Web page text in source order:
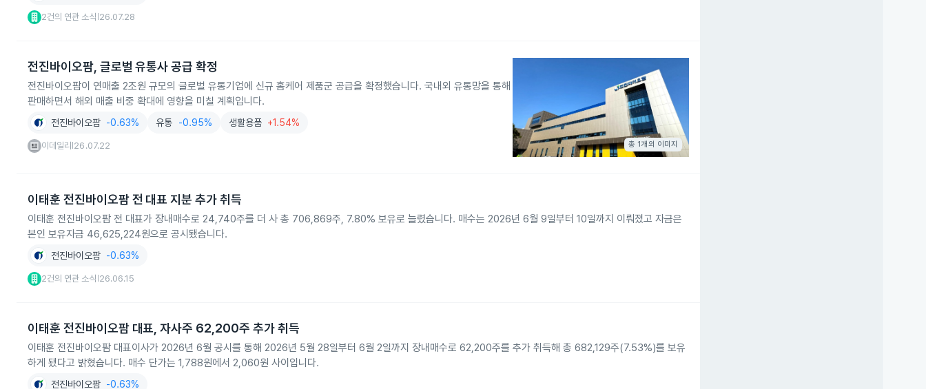
2건의 연관 소식 26.07.28
전진바이오팜, 글로벌 유통사 공급 확정
전진바이오팜이 연매출 2조원 규모의 글로벌 유통기업에 신규 홈케어 제품군 공급을 확정했습니다. 국내외 유통망을 통해
판매하면서 해외 매출 비중 확대에 영향을 미칠 계획입니다.
전진바이오팜 -0.63% 유통 -0.95% 생활용품 +1.54%
이데일리 26.07.22 총 1개의 이미지
이태훈 전진바이오팜 전 대표 지분 추가 취득
이태훈 전진바이오팜 전 대표가 장내매수로 24,740주를 더 사 총 706,869주, 7.80% 보유로 늘렸습니다. 매수는 2026년 6월 9일부터 10일까지 이뤄졌고 자금은
본인 보유자금 46,625,224원으로 공시됐습니다.
전진바이오팜 -0.63%
2건의 연관 소식 26.06.15
이태훈 전진바이오팜 대표, 자사주 62,200주 추가 취득
이태훈 전진바이오팜 대표이사가 2026년 6월 공시를 통해 2026년 5월 28일부터 6월 2일까지 장내매수로 62,200주를 추가 취득해 총 682,129주(7.53%)를 보유
하게 됐다고 밝혔습니다. 매수 단가는 1,788원에서 2,060원 사이입니다.
전진바이오팜 -0.63%